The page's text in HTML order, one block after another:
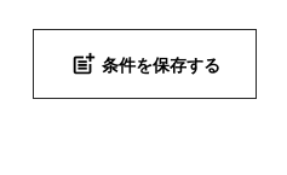
post_add 条件を保存する